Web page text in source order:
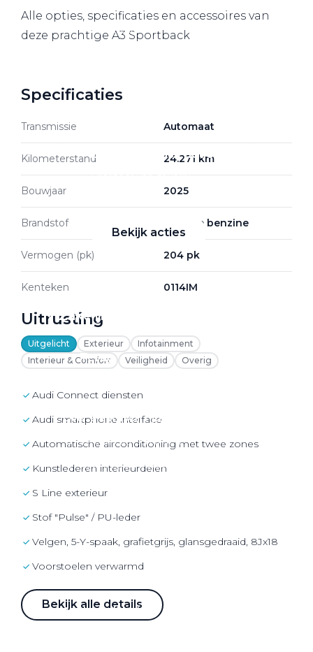
Berijdersinfo
Zakelijke Lease acties
Profiteer van zakelijk
Bekijk acties
Zakelijk
Terug
Over elektrisch rijden
Over elektrisch rijden
Bijtelling en belastingvoordelen
Onderhoud en kosten
Shuttel laadoplossingen
Aanbod elektrisch
Alle opties, specificaties en accessoires van
deze prachtige A3 Sportback
Specificaties
Transmissie Automaat
Kilometerstand 24.271 km
Bouwjaar 2025
Brandstof Hybride benzine
Vermogen (pk) 204 pk
Kenteken 0114IM
Uitrusting
Uitgelicht Exterieur
Infotainment
Interieur & Comfort
Veiligheid Overig
Audi Connect diensten
Audi smartphone interface
Automatische airconditioning met twee zones
kunstlederen interieurdelen
S Line exterieur
Stof "Pulse" / PU-leder
Velgen, 5-Y-spaak, grafietgrijs, glansgedraaid, 8Jx18
voorstoelen verwarmd
Bekijk alle details